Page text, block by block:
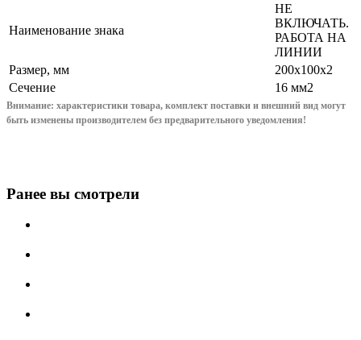
Наименование знака
НЕ
ВКЛЮЧАТЬ.
РАБОТА НА
ЛИНИИ
Размер, мм
200x100x2
Сечение
16 мм2
Внимание: характеристики товара, комплект поставки и внешний вид могут
быть изменены производителем без предварительного уведомления!
Ранее вы смотрели